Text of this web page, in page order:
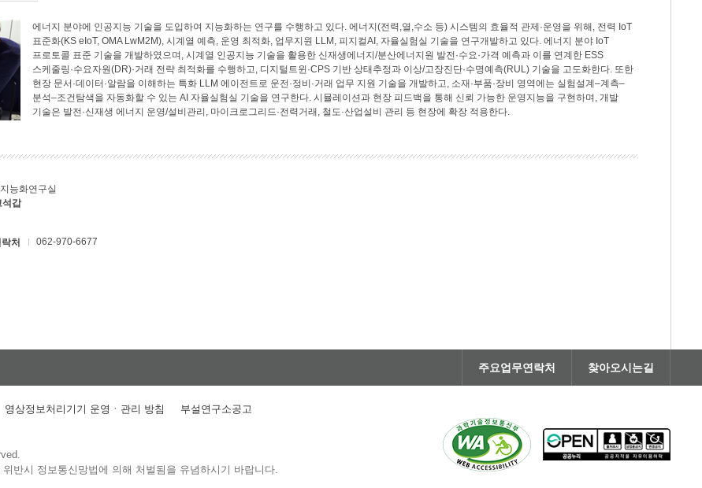
에너지 분야에 인공지능 기술을 도입하여 지능화하는 연구를 수행하고 있다. 에너지(전력,열,수소 등) 시스템의 효율적 관제·운영을 위해, 전력 IoT
표준화(KS eIoT, OMA LwM2M), 시계열 예측, 운영 최적화, 업무지원 LLM, 피지컬AI, 자율실험실 기술을 연구개발하고 있다. 에너지 분야 IoT
프로토콜 표준 기술을 개발하였으며, 시계열 인공지능 기술을 활용한 신재생에너지/분산에너지원 발전·수요·가격 예측과 이를 연계한 ESS
스케줄링·수요자원(DR)·거래 전략 최적화를 수행하고, 디지털트윈·CPS 기반 상태추정과 이상/고장진단·수명예측(RUL) 기술을 고도화한다. 또한
현장 문서·데이터·알람을 이해하는 특화 LLM 에이전트로 운전·정비·거래 업무 지원 기술을 개발하고, 소재·부품·장비 영역에는 실험설계–계측–
분석–조건탐색을 자동화할 수 있는 AI 자율실험실 기술을 연구한다. 시뮬레이션과 현장 피드백을 통해 신뢰 가능한 운영지능을 구현하며, 개발
기술은 발전·신재생 에너지 운영/설비관리, 마이크로그리드·전력거래, 철도·산업설비 관리 등 현장에 확장 적용한다.
능화연구실
석갑
처 062-970-6677
주요업무연락처 찾아오시는길
영상정보처리기기 운영ㆍ관리 방침 부설연구소공고
반시 정보통신망법에 의해 처벌됨을 유념하시기 바랍니다.